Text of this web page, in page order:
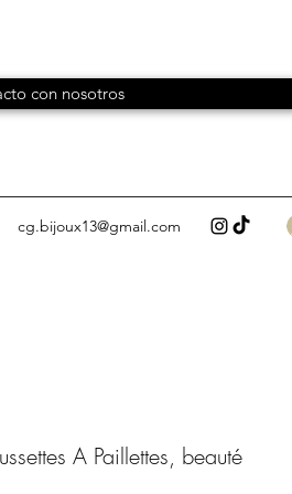
con nosotros
cg.bijoux13@gmail.com
A Paillettes, beauté